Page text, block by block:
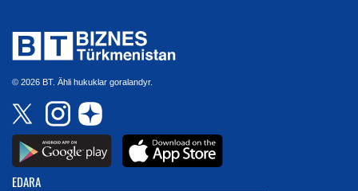
© 2026 BT. Ähli hukuklar goralandyr.
EDARA